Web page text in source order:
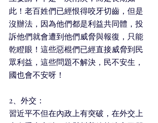
此！老百姓們已經恨得咬牙切齒，但是
沒辦法，因為他們都是利益共同體，投
訴他們就會遭到他們威脅與報復，只能
乾瞪眼！這些惡棍們已經直接威脅到民
眾利益，這些問題不解決，民不安生，
國也會不安呀！
2、外交：
習近平不但在內政上有突破，在外交上